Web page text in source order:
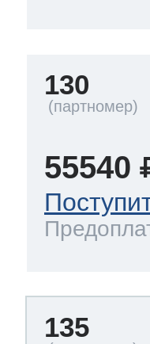
130
55540
135